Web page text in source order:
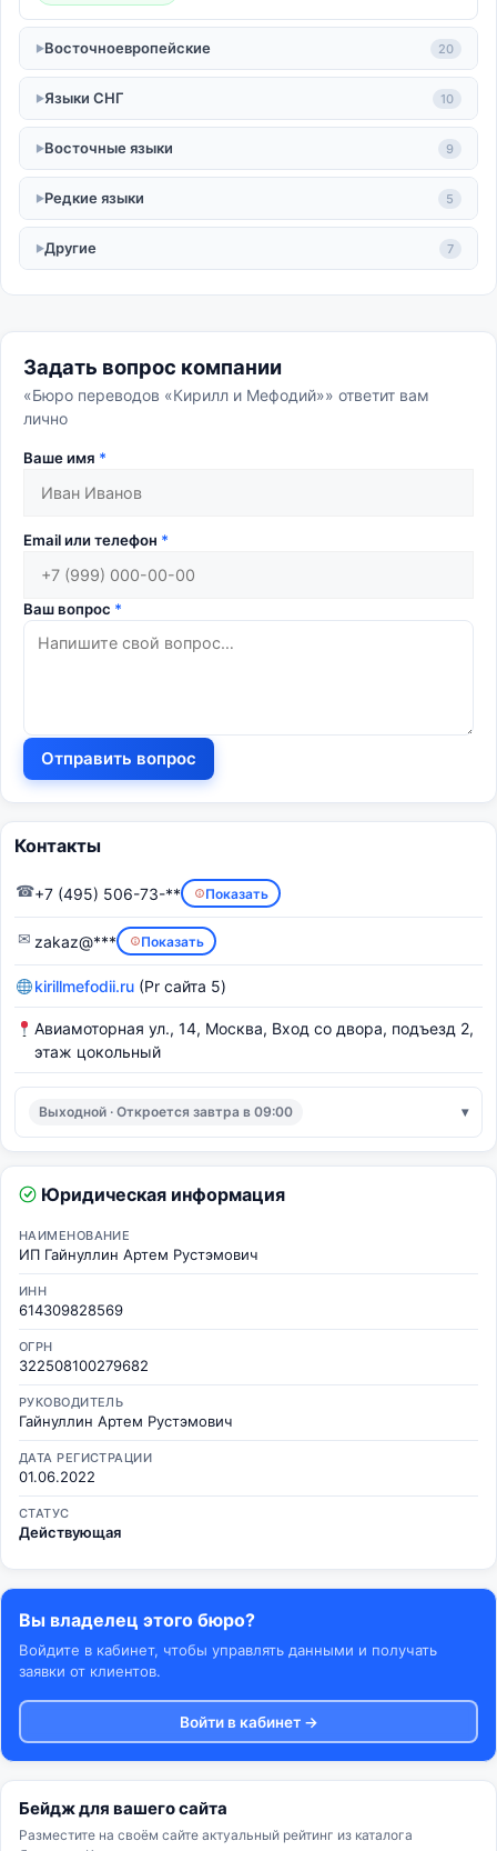
Восточноевропейские 20
Языки СНГ 10
Восточные языки 9
Редкие языки 5
Другие 7
Задать вопрос компании
«Бюро переводов «Кирилл и Мефодий»» ответит вам
лично
Ваше имя *
Email или телефон *
Ваш вопрос *
Отправить вопрос
Контакты
☎+7 (495) 506-73-** Показать
✉ zakaz@*** Показать
kirillmefodii.ru (Pr сайта 5)
Авиамоторная ул., 14, Москва, Вход со двора, подъезд 2,
этаж цокольный
Выходной · Откроется завтра в 09:00
Юридическая информация
НАИМЕНОВАНИЕ
ИП Гайнуллин Артем Рустэмович
ИНН
614309828569
ОГРН
322508100279682
РУКОВОДИТЕЛЬ
Гайнуллин Артем Рустэмович
ДАТА РЕГИСТРАЦИИ
01.06.2022
СТАТУС
Действующая
Вы владелец этого бюро?
Войдите в кабинет, чтобы управлять данными и получать
заявки от клиентов.
Войти в кабинет →
Бейдж для вашего сайта
Разместите на своём сайте актуальный рейтинг из каталога